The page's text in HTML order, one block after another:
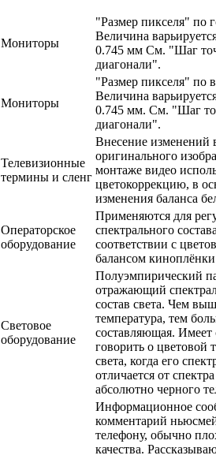
Мониторы
"Размер пикселя" по
Величина
0.745 мм См. "Шаг
диагонали".
Мониторы
"Размер пикселя" по
Величина
0.745 мм. См. "Шаг
диагонали".
Телевизионные
термины и сленг
Внесение изменений
оригинального
монтаже видео
цветокоррекцию, в
изменения баланса
Операторское
оборудование
Применяются для
спектрального
соответствии с
балансом
Световое
оборудование
Полуэмпирический
отражающий
состав света. Чем
температура, тем
составляющая. Имеет
говорить о цветовой
света, когда его
отличается от
абсолютно черного
Информационное
комментарий
телефону, обычно
качества.